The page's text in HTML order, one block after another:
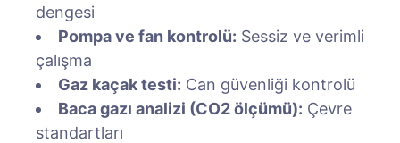
dengesi
Pompa ve fan kontrolü: Sessiz ve verimli
çalışma
Gaz kaçak testi: Can güvenliği kontrolü
Baca gazı analizi (CO2 ölçümü): Çevre
standartları